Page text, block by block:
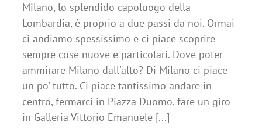
Milano, lo splendido capoluogo della
Lombardia, è proprio a due passi da noi. Ormai
ci andiamo spessissimo e ci piace scoprire
sempre cose nuove e particolari. Dove poter
ammirare Milano dall'alto? Di Milano ci piace
un po' tutto. Ci piace tantissimo andare in
centro, fermarci in Piazza Duomo, fare un giro
in Galleria Vittorio Emanuele [...]